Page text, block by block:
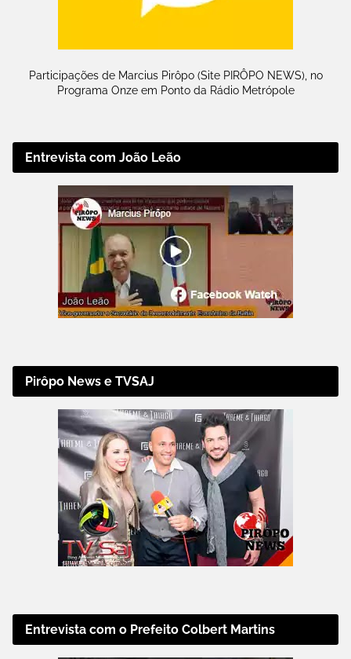
Participações de Marcius Pirôpo (Site PIRÔPO NEWS), no
Programa Onze em Ponto da Rádio Metrópole
Entrevista com João Leão
Pirôpo News e TVSAJ
Entrevista com o Prefeito Colbert Martins